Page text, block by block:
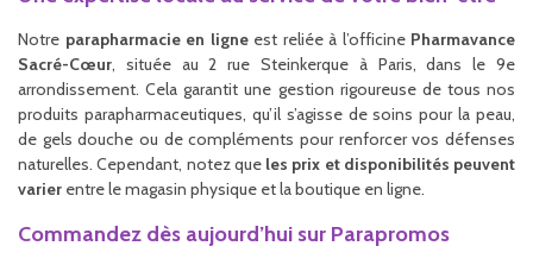
Notre parapharmacie en ligneest reliée à l’officine Pharmavance
Sacré-Cœur, située au 2 rue Steinkerque à Paris, dans le 9e
arrondissement. Cela garantit une gestion rigoureuse de tous nos
produits parapharmaceutiques, qu’il s’agisse de soins pour la peau,
de gels douche ou de compléments pour renforcer vos défenses
naturelles. Cependant, notez que les prix et disponibilités peuvent
varier entre le magasin physique et la boutique en ligne.
Commandez dès aujourd’hui sur Parapromos